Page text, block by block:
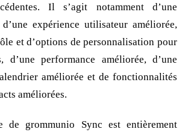
Il s’agit notamment d’une
expérience utilisateur améliorée,
et d’options de personnalisation pour
d’une performance améliorée, d’une
améliorée et de fonctionnalités
améliorées.
grommunio Sync est entièrement